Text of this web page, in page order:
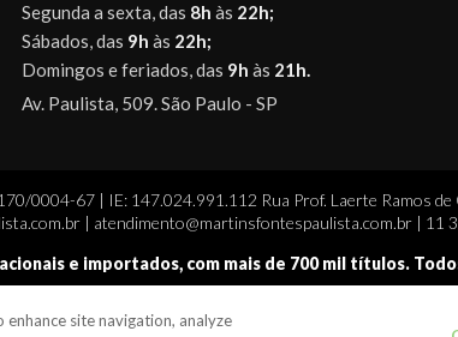
Segunda a sexta, das 8h às 22h;
Sábados, das 9h às 22h;
Domingos e feriados, das 9h às 21h.
Av. Paulista, 509. São Paulo - SP
0004-67 | IE: 147.024.991.112 Rua Prof. Laerte Ramos de
| atendimento@martinsfontespaulista.com.br | 11
e importados, com mais de 700 mil títulos.
site navigation, analyze